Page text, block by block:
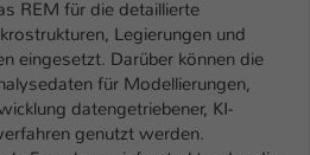
REM für die detaillierte
Legierungen und
eingesetzt. Darüber können die
für Modellierungen,
datengetriebener, KI-
genutzt werden.